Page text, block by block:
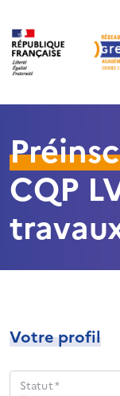
CQP
Votre profil
Statut *